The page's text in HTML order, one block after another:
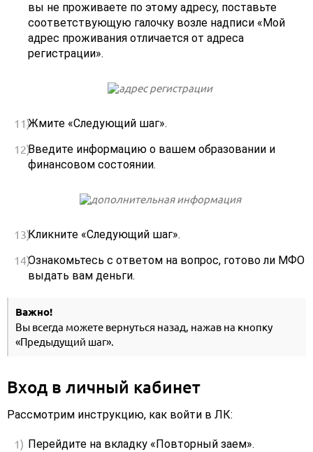
вы не проживаете по этому адресу, поставьте
соответствующую галочку возле надписи «Мой
адрес проживания отличается от адреса
регистрации».
Жмите «Следующий шаг».
Введите информацию о вашем образовании и
финансовом состоянии.
Кликните «Следующий шаг».
Ознакомьтесь с ответом на вопрос, готово ли МФО
выдать вам деньги.
Важно!
Вы всегда можете вернуться назад, нажав на кнопку
«Предыдущий шаг».
Вход в личный кабинет
Рассмотрим инструкцию, как войти в ЛК:
Перейдите на вкладку «Повторный заем».